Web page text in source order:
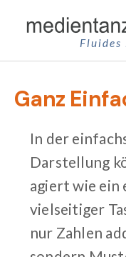
Inhalt
springen
Fluides
Ganz
In der
Darstellung
agiert wie ein
vielseitiger
nur Zahlen